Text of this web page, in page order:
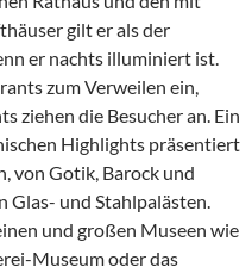
gilt er als der
er nachts illuminiert ist.
zum Verweilen ein,
ziehen die Besucher an. Ein
Highlights präsentiert
von Gotik, Barock und
Glas- und Stahlpalästen.
und großen Museen wie
Museum oder das